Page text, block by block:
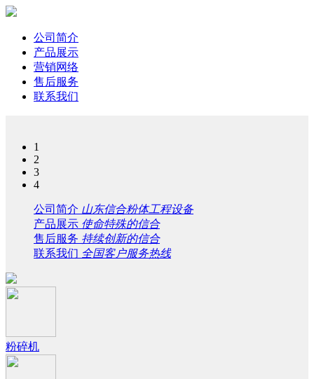
公司简介
产品展示
营销网络
售后服务
联系我们
1
2
3
4
公司简介 山东信合粉体工程设备
产品展示 使命特殊的信合
售后服务 持续创新的信合
联系我们 全国客户服务热线
粉碎机